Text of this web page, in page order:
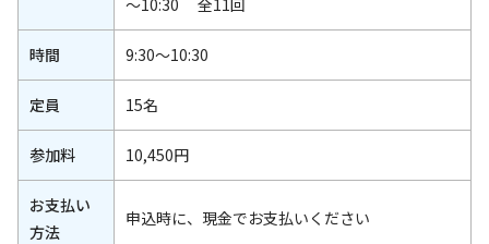
時間 9:30～10:30
定員 15名
参加料 10,450円
お支払い
方法
申込時に、現金でお支払いください